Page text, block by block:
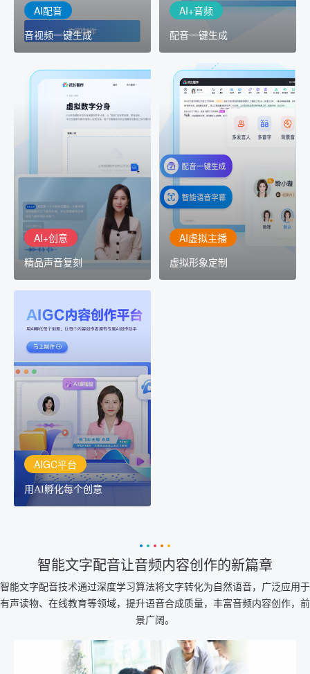
AI配音
音视频一键生成
AI+音频
配音一键生成
AI+创意
精品声音复刻
AI+创意
精品声音复刻
AI+创意：AIGC 能力集中
展示窗口，体验 AIGC 给
生活和生产带来的改变
AI虚拟主播
虚拟形象定制
讯飞智作：让每一个内容
创作者高效生产灵活定制
AIGC平台
用AI孵化每个创意
AIGC平台
用AI孵化每个创意
讯飞AIGC平台：让每个创
作者都拥有自己的专注AI
创作助手
智能文字配音让音频内容创作的新篇章
智能文字配音技术通过深度学习算法将文字转化为自然语音，广泛应用于
有声读物、在线教育等领域，提升语音合成质量，丰富音频内容创作，前
景广阔。